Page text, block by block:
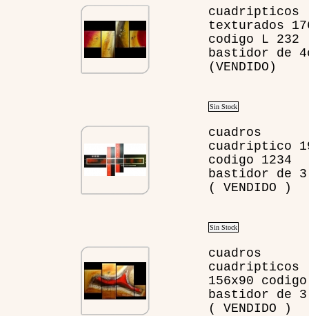
cuadripticos
texturados
codigo L 232
bastidor de
(VENDIDO)
Sin Stock
cuadros
cuadriptico
codigo 1234
bastidor de 3
( VENDIDO )
Sin Stock
cuadros
cuadripticos
156x90
bastidor de 3
( VENDIDO )